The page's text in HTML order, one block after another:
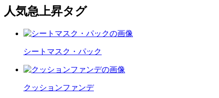
人気急上昇タグ
シートマスク・パック
クッションファンデ